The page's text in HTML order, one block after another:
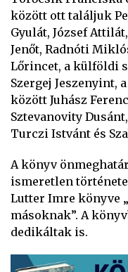
között ott találjuk
Gyulát, József
Jenőt, Radnóti
Lőrincet, a külföldi
Szergej Jeszenyint,
között Juhász
Sztevanovity
Turczi Istvánt és
A könyv
ismeretlen
Lutter Imre könyve
másoknak”. A
dedikáltak is.